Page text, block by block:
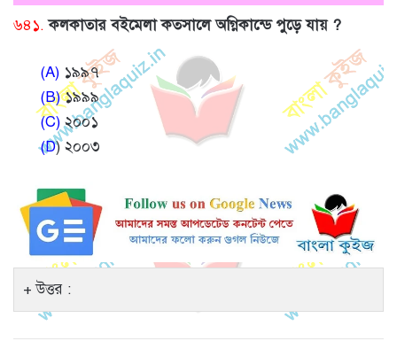
৬৪১. কলকাতার বইমেলা কতসালে অগ্নিকান্ডে পুড়ে যায় ?
(A) ১৯৯৭
(B)১৯৯৯
(C)২০০১
(D) ২০০৩
উত্তর :